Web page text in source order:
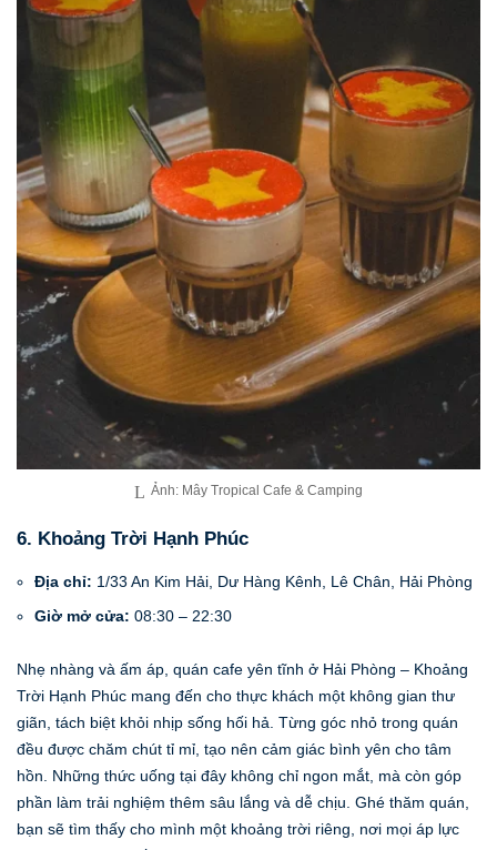
Ảnh: Mây Tropical Cafe & Camping
6. Khoảng Trời Hạnh Phúc
Địa chỉ: 1/33 An Kim Hải, Dư Hàng Kênh, Lê Chân, Hải Phòng
Giờ mở cửa: 08:30 – 22:30
Nhẹ nhàng và ấm áp, quán cafe yên tĩnh ở Hải Phòng – Khoảng
Trời Hạnh Phúc mang đến cho thực khách một không gian thư
giãn, tách biệt khỏi nhịp sống hối hả. Từng góc nhỏ trong quán
đều được chăm chút tỉ mỉ, tạo nên cảm giác bình yên cho tâm
hồn. Những thức uống tại đây không chỉ ngon mắt, mà còn góp
phần làm trải nghiệm thêm sâu lắng và dễ chịu. Ghé thăm quán,
bạn sẽ tìm thấy cho mình một khoảng trời riêng, nơi mọi áp lực